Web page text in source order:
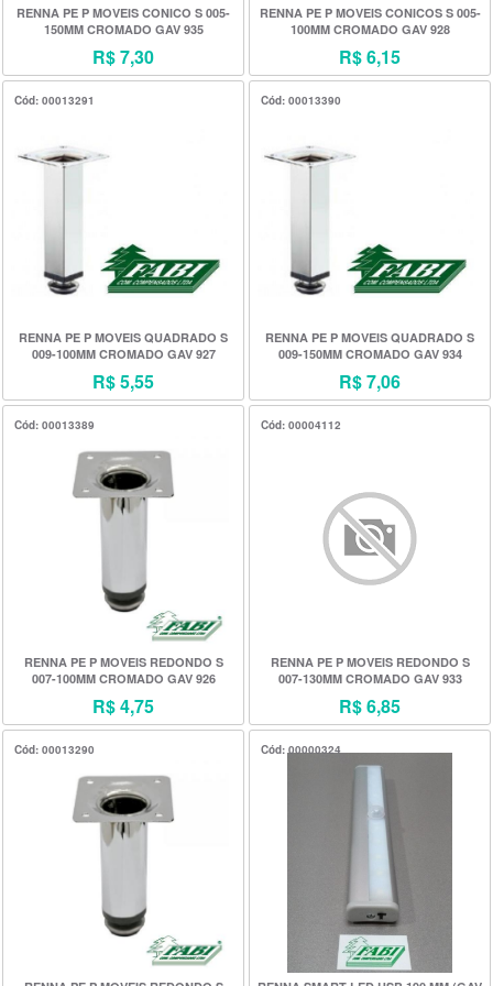
RENNA PE P MOVEIS CONICO S 005-
150MM CROMADO GAV 935
R$ 7,30
RENNA PE P MOVEIS CONICOS S 005-
100MM CROMADO GAV 928
R$ 6,15
Cód: 00013291
RENNA PE P MOVEIS QUADRADO S
009-100MM CROMADO GAV 927
R$ 5,55
Cód: 00013390
RENNA PE P MOVEIS QUADRADO S
009-150MM CROMADO GAV 934
R$ 7,06
Cód: 00013389
RENNA PE P MOVEIS REDONDO S
007-100MM CROMADO GAV 926
R$ 4,75
Cód: 00004112
RENNA PE P MOVEIS REDONDO S
007-130MM CROMADO GAV 933
R$ 6,85
Cód: 00013290 Cód: 00000324